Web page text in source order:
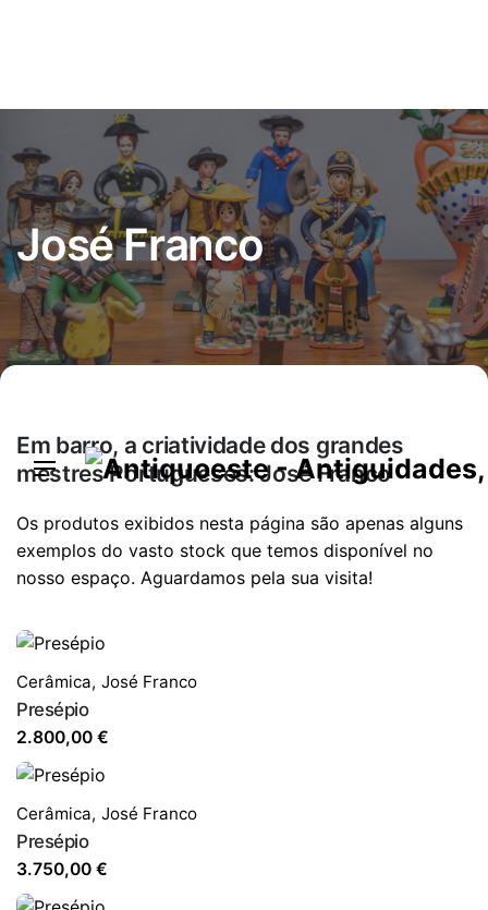
José Franco
Em barro, a criatividade dos grandes
mestres Portugueses: José Franco
Os produtos exibidos nesta página são apenas alguns
exemplos do vasto stock que temos disponível no
nosso espaço. Aguardamos pela sua visita!
Cerâmica, José Franco
Presépio
2.800,00 €
Cerâmica, José Franco
Presépio
3.750,00 €